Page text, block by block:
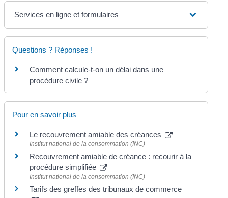
Services en ligne et formulaires
Questions ? Réponses !
Comment calcule-t-on un délai dans une
procédure civile ?
Pour en savoir plus
Le recouvrement amiable des créances
Institut national de la consommation (INC)
Recouvrement amiable de créance : recourir à la
procédure simplifiée
Institut national de la consommation (INC)
Tarifs des greffes des tribunaux de commerce